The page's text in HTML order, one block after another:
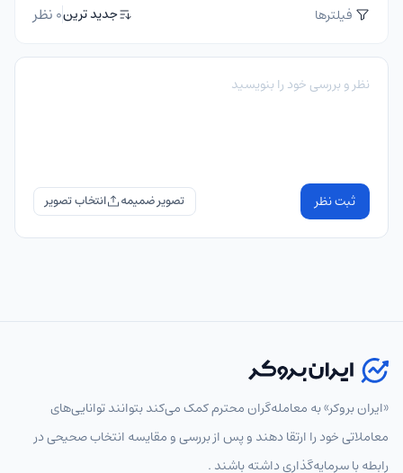
فیلترها جدید ترین0 نظر
ثبت نظر تصویر ضمیمه
«ایران بروکر» به معامله‌گران محترم کمک می‌کند بتوانند توانایی‌های
معاملاتی خود را ارتقا دهند و پس از بررسی و مقایسه انتخاب‌ صحیحی در
رابطه با سرمایه‌گذاری داشته باشند .